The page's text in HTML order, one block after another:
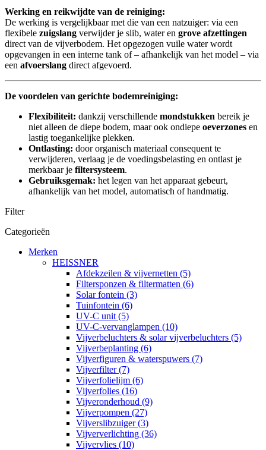
Werking en reikwijdte van de reiniging:
De werking is vergelijkbaar met die van een natzuiger: via een
flexibele zuigslang verwijder je slib, water en grove afzettingen
direct van de vijverbodem. Het opgezogen vuile water wordt
opgevangen in een interne tank of – afhankelijk van het model – via
een afvoerslang direct afgevoerd.
De voordelen van gerichte bodemreiniging:
Flexibiliteit: dankzij verschillende mondstukken bereik je
niet alleen de diepe bodem, maar ook ondiepe oeverzones en
lastig toegankelijke plekken.
Ontlasting: door organisch materiaal consequent te
verwijderen, verlaag je de voedingsbelasting en ontlast je
merkbaar je filtersysteem.
Gebruiksgemak: het legen van het apparaat gebeurt,
afhankelijk van het model, automatisch of handmatig.
Filter
Categorieën
Merken
HEISSNER
Afdekzeilen & vijvernetten (5)
Filtersponzen & filtermatten (6)
Solar fontein (3)
Tuinfontein (6)
UV-C unit (5)
UV-C-vervanglampen (10)
Vijverbeluchters & solar vijverbeluchters (5)
Vijverbeplanting (6)
Vijverfiguren & waterspuwers (7)
Vijverfilter (7)
Vijverfolielijm (6)
Vijverfolies (16)
Vijveronderhoud (9)
Vijverpompen (27)
Vijverslibzuiger (3)
Vijververlichting (36)
Vijvervlies (10)